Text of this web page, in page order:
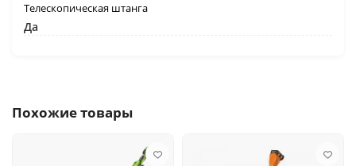
Телескопическая штанга
Да
Похожие товары